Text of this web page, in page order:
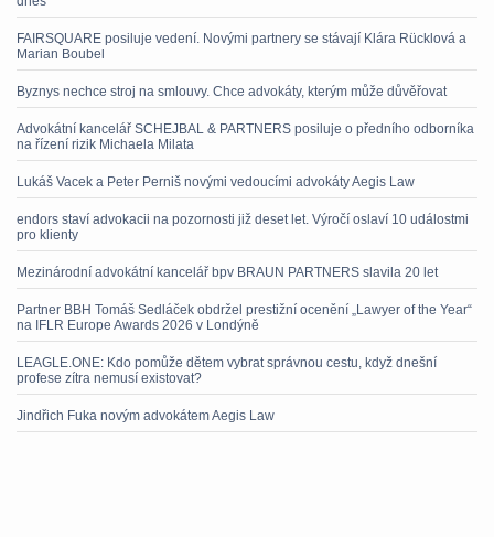
FAIRSQUARE posiluje vedení. Novými partnery se stávají Klára Rücklová a
Marian Boubel
Byznys nechce stroj na smlouvy. Chce advokáty, kterým může důvěřovat
Advokátní kancelář SCHEJBAL & PARTNERS posiluje o předního odborníka
na řízení rizik Michaela Milata
Lukáš Vacek a Peter Perniš novými vedoucími advokáty Aegis Law
endors staví advokacii na pozornosti již deset let. Výročí oslaví 10 událostmi
pro klienty
Mezinárodní advokátní kancelář bpv BRAUN PARTNERS slavila 20 let
Partner BBH Tomáš Sedláček obdržel prestižní ocenění „Lawyer of the Year“
na IFLR Europe Awards 2026 v Londýně
LEAGLE.ONE: Kdo pomůže dětem vybrat správnou cestu, když dnešní
profese zítra nemusí existovat?
Jindřich Fuka novým advokátem Aegis Law